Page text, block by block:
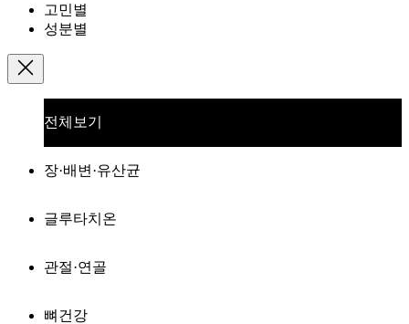
고민별
성분별
전체보기
장·배변·유산균
글루타치온
관절·연골
뼈건강